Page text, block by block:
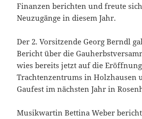
Finanzen berichten und freute
Neuzugänge in diesem Jahr.
Der 2. Vorsitzende Georg Berndl
Bericht über die
wies bereits jetzt auf die Eröffnung
Trachtenzentrums in Holzhausen
Gaufest im nächsten Jahr in
Musikwartin Bettina Weber